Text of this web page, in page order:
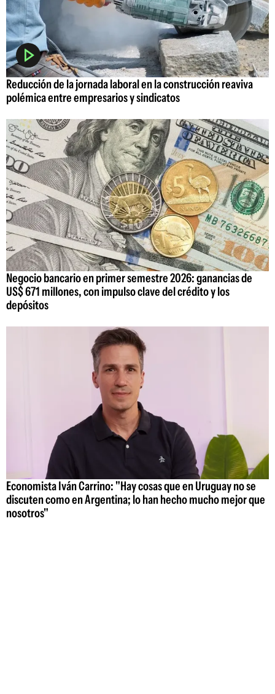
Reducción de la jornada laboral en la construcción reaviva
polémica entre empresarios y sindicatos
Negocio bancario en primer semestre 2026: ganancias de
US$ 671 millones, con impulso clave del crédito y los
depósitos
Economista Iván Carrino: "Hay cosas que en Uruguay no se
discuten como en Argentina; lo han hecho mucho mejor que
nosotros"